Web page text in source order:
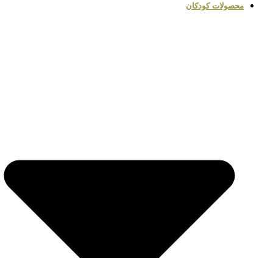
محصولات کودکان